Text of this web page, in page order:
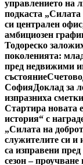
управлението на
подкаста „Силата
си централен
амбициозен
Тодореско
поколенията:
пред недвижими
състояние
СофияДоклад за
изпразниха
Стартира новата
история“ с
„Силата на
служителите си и
са изправени
сезон –